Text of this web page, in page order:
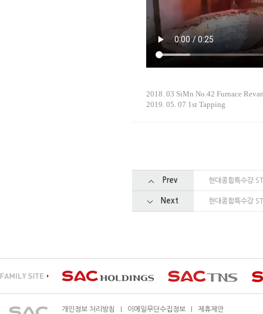
2018. 03 SiMn No.42 Furnace
2019. 05. 07 1st Tapping
Prev 현대종합특수강
Next 현대종합특수강
개인정보 처리방침 이메일무단수집정보 제휴제안